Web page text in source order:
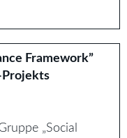
Framework”
Projekts
„Social